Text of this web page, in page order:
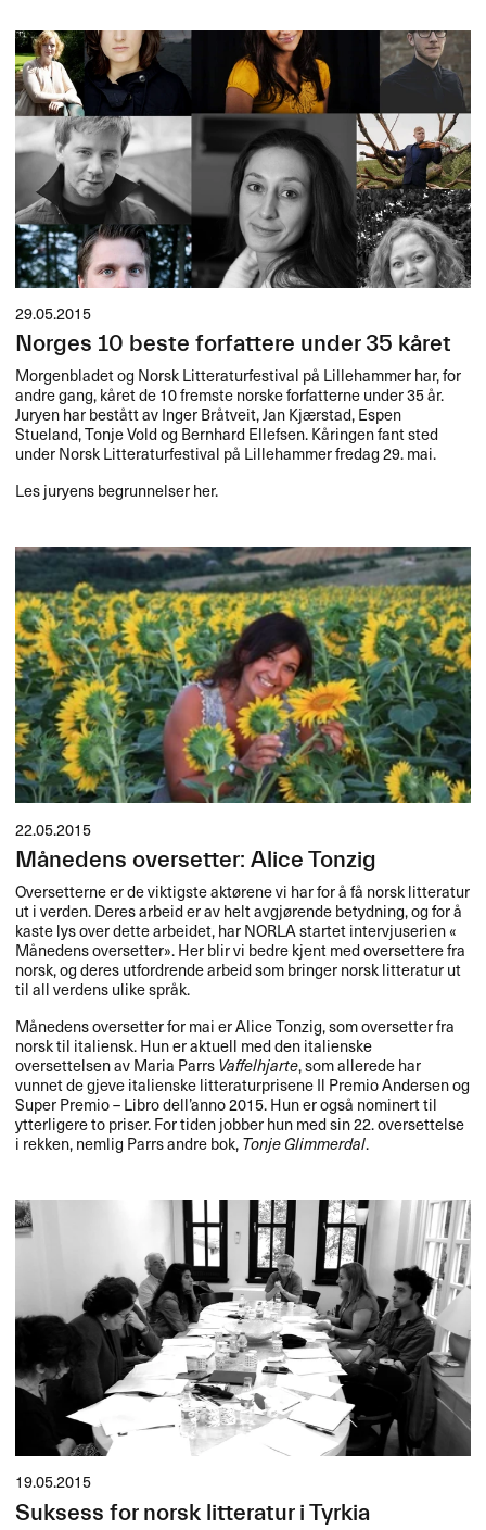
29.05.2015
Norges 10 beste forfattere under 35 kåret
Morgenbladet og Norsk Litteraturfestival på Lillehammer har, for
andre gang, kåret de 10 fremste norske forfatterne under 35 år.
Juryen har bestått av Inger Bråtveit, Jan Kjærstad, Espen
Stueland, Tonje Vold og Bernhard Ellefsen. Kåringen fant sted
under Norsk Litteraturfestival på Lillehammer fredag 29. mai.
Les juryens begrunnelser her.
22.05.2015
Månedens oversetter: Alice Tonzig
Oversetterne er de viktigste akt​ø​rene vi har for ​å f​å norsk litteratur
ut i verden. Deres arbeid er av helt avgj​ø​rende betydning, og for ​å
kaste lys over dette arbeidet, harNORLAstartet intervjuserien «​
M​å​nedens oversetter​»​​. Her blir vi bedre kjent med oversettere fra
norsk, og deres utfordrende arbeid som bringer norsk litteratur ut
til all verdens ulike spr​å​k.​​
M​å​nedens oversetter for mai er Alice Tonzig, som oversetter fra
norsk til italiensk. Hun er aktuell med den italienske
oversettelsen av Maria ParrsVaffelhjarte, som allerede har
vunnet de gjeve italienske litteraturprisene Il Premio Andersen og
Super Premio ​– Libro dell​’​anno 2015. Hun er ogs​å nominert til
ytterligere to priser. For tiden jobber hun med sin 22. oversettelse
i rekken, nemlig Parrs andre bok,Tonje Glimmerdal.​​
19.05.2015
Suksess for norsk litteratur i Tyrkia